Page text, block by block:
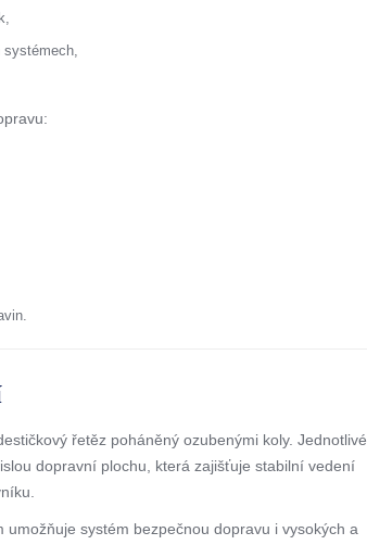
systémech,
řetěz poháněný ozubenými koly. Jednotlivé
dopravní plochu, která zajišťuje stabilní vedení
umožňuje systém bezpečnou dopravu i vysokých a